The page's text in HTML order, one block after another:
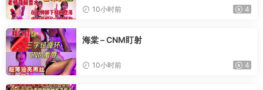
10小时前 4
海棠 – CNM盯射
10小时前 4